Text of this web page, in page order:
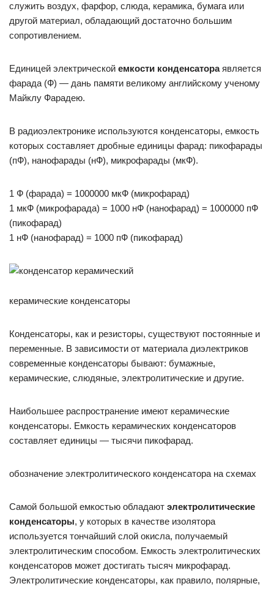
служить воздух, фарфор, слюда, керамика, бумага или
другой материал, обладающий достаточно большим
сопротивлением.
Единицей электрической емкости конденсатораявляется
фарада (Ф) — дань памяти великому английскому ученому
Майклу Фарадею.
В радиоэлектронике используются конденсаторы, емкость
которых составляет дробные единицы фарад: пикофарады
(пФ), нанофарады (нФ), микрофарады (мкФ).
1 Ф (фарада) = 1000000 мкФ (микрофарад)
1 мкФ (микрофарада) = 1000 нФ (нанофарад) = 1000000 пФ
(пикофарад)
1 нФ (нанофарад) = 1000 пФ (пикофарад)
керамические конденсаторы
Конденсаторы, как и резисторы, существуют постоянные и
переменные. В зависимости от материала диэлектриков
современные конденсаторы бывают: бумажные,
керамические, слюдяные, электролитические и другие.
Наибольшее распространение имеют керамические
конденсаторы. Емкость керамических конденсаторов
составляет единицы — тысячи пикофарад.
обозначение электролитического конденсатора на схемах
Самой большой емкостью обладают электролитические
конденсаторы, у которых в качестве изолятора
используется тончайший слой окисла, получаемый
электролитическим способом. Емкость электролитических
конденсаторов может достигать тысяч микрофарад.
Электролитические конденсаторы, как правило, полярные,